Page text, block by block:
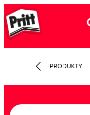
PRODUKTY